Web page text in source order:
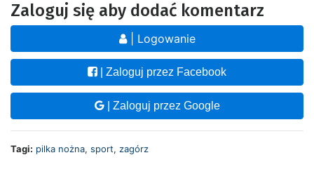
Zaloguj się aby dodać komentarz
| Logowanie
| Zaloguj przez Facebook
| Zaloguj przez Google
Tagi: pilka nożna, sport, zagórz